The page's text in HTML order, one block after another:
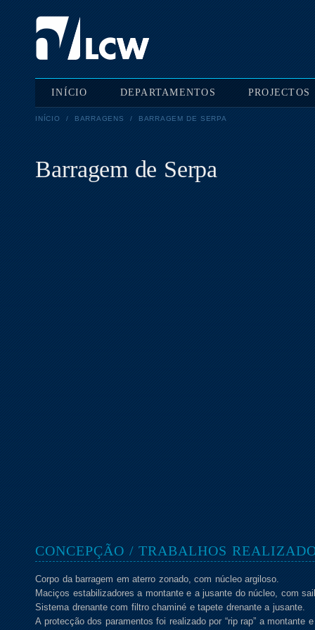
INÍCIO DEPARTAMENTOS PROJECTOS
INÍCIO / BARRAGENS / BARRAGEM DE SERPA
Barragem de Serpa
CONCEPÇÃO / TRABALHOS
Corpo da barragem em aterro zonado, com núcleo argiloso.
Maciços estabilizadores a montante e a jusante do núcleo, com
Sistema drenante com filtro chaminé e tapete drenante a jusante.
A protecção dos paramentos foi realizado por “rip rap” a montante